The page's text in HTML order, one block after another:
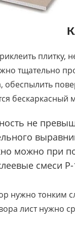
плитку,
тщательно
обеспылить
не
можно при
смеси
нужно тонким
лист нужно